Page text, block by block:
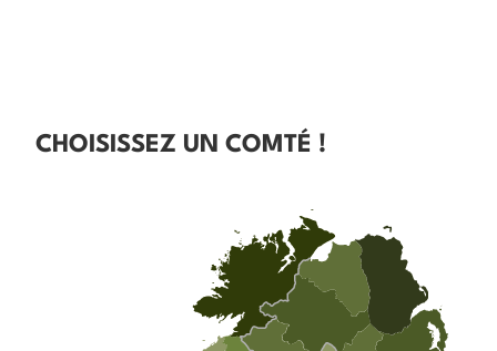
CHOISISSEZ UN COMTÉ !